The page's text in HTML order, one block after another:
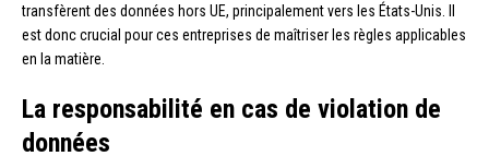
transfèrent des données hors UE, principalement vers les États-Unis. Il
est donc crucial pour ces entreprises de maîtriser les règles applicables
en la matière.
La responsabilité en cas de violation de
données